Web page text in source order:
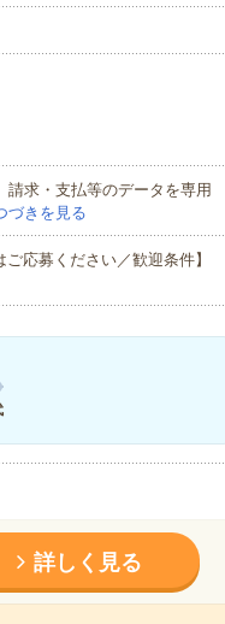
請求・支払等のデータを専用
づきを見る
応募ください／歓迎条件】
詳しく見る